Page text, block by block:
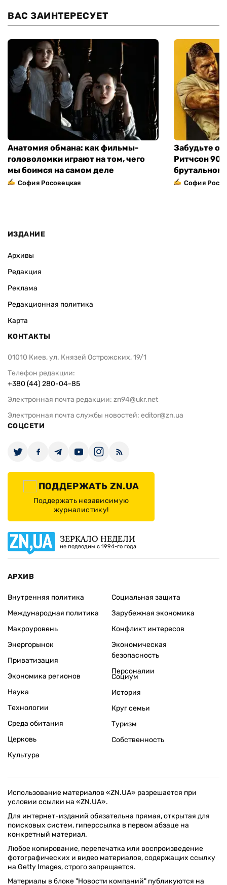
ВАС ЗАИНТЕРЕСУЕТ
Анатомия обмана: как фильмы-
головоломки играют на том, чего
мы боимся на самом деле
София Росовецкая
Забудьте о
Ритчсон 90
брутальном
София
ИЗДАНИЕ
Архивы
Редакция
Реклама
Редакционная политика
Карта
КОНТАКТЫ
01010 Киев, ул. Князей Острожских, 19/1
Телефон редакции:
+380 (44) 280-04-85
Электронная почта редакции: zn94@ukr.net
Электронная почта службы новостей: editor@zn.ua
СОЦСЕТИ
ПОДДЕРЖАТЬ ZN.UA
Поддержать независимую
журналистику!
ЗЕРКАЛО НЕДЕЛИ
не подводим с 1994-го года
АРХИВ
Внутренняя политика
Международная политика
Макроуровень
Энергорынок
Приватизация
Экономика регионов
Социальная защита
Зарубежная экономика
Конфликт интересов
Экономическая
безопасность
Персоналии
Наука
Технологии
Среда обитания
Церковь
Культура
Социум
История
Круг семьи
Туризм
Собственность
Использование материалов «ZN.UA» разрешается при
условии ссылки на «ZN.UA».
Для интернет-изданий обязательна прямая, открытая для
поисковых систем, гиперссылка в первом абзаце на
конкретный материал.
Любое копирование, перепечатка или воспроизведение
фотографических и видео материалов, содержащих ссылку
на Getty Images, строго запрещается.
Материалы в блоке "Новости компаний" публикуются на